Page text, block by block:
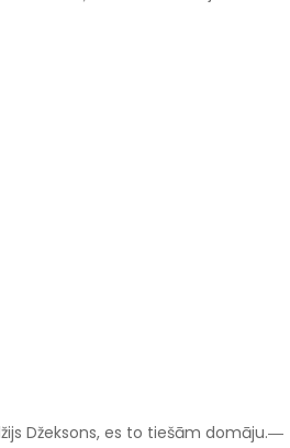
Džeksons, es to tiešām domāju.―